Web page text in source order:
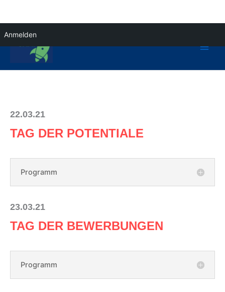
Anmelden
22.03.21
TAG DER POTENTIALE
Programm
23.03.21
TAG DER BEWERBUNGEN
Programm